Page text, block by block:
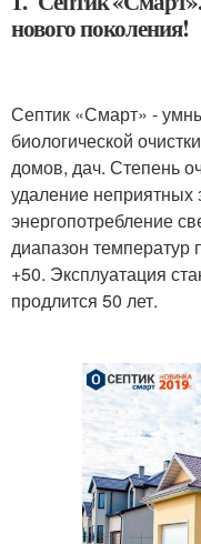
нового поколения!
Септик «Смарт» -
биологической
домов, дач. Степень
удаление неприятных
энергопотребление
диапазон температур
+50. Эксплуатация
продлится 50 лет.